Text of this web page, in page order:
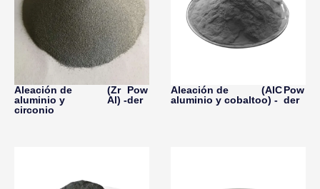
Aleación de
aluminio y
circonio
(Zr
Al) -
Pow
der
Aleación de
aluminio y cobalto
(AlC
o) -
Pow
der